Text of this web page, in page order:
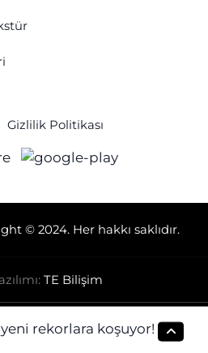
Gizlilik Politikası
© 2024. Her hakkı saklıdır.
TE Bilişim
rekorlara koşuyor!